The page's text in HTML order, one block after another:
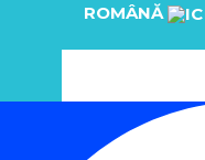
ROMÂNĂ